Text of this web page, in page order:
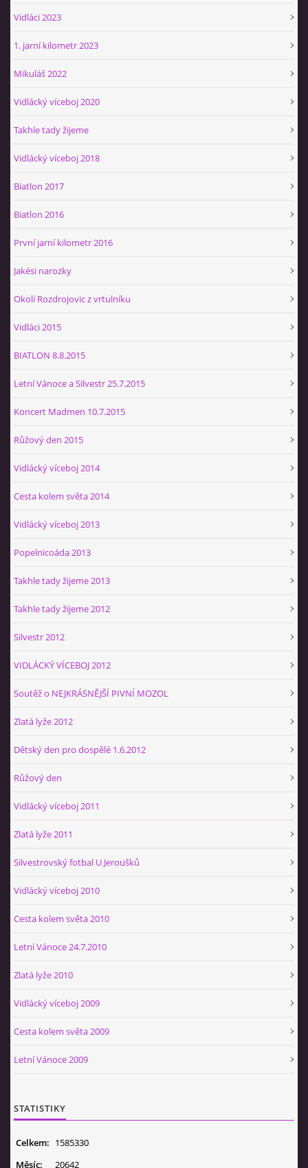
petr.jerousek@vinium.cz
Vidláci 2023
1. jarní kilometr 2023
Mikuláš 2022
Vidlácký víceboj 2020
Takhle tady žijeme
Vidlácký víceboj 2018
Biatlon 2017
Biatlon 2016
První jarní kilometr 2016
Jakési narozky
Okolí Rozdrojovic z vrtulníku
Vidláci 2015
BIATLON 8.8.2015
Letní Vánoce a Silvestr 25.7.2015
Koncert Madmen 10.7.2015
Růžový den 2015
Vidlácký víceboj 2014
Cesta kolem světa 2014
Vidlácký víceboj 2013
Popelnicoáda 2013
Takhle tady žijeme 2013
Takhle tady žijeme 2012
Silvestr 2012
VIDLÁCKÝ VÍCEBOJ 2012
Soutěž o NEJKRÁSNĚJŠÍ PIVNÍ MOZOL
Zlatá lyže 2012
Dětský den pro dospělé 1.6.2012
Růžový den
Vidlácký víceboj 2011
Zlatá lyže 2011
Silvestrovský fotbal U Jeroušků
Vidlácký víceboj 2010
Cesta kolem světa 2010
Letní Vánoce 24.7.2010
Zlatá lyže 2010
Vidlácký víceboj 2009
Cesta kolem světa 2009
Letní Vánoce 2009
STATISTIKY
Celkem: 1585330
Měsíc:
20642